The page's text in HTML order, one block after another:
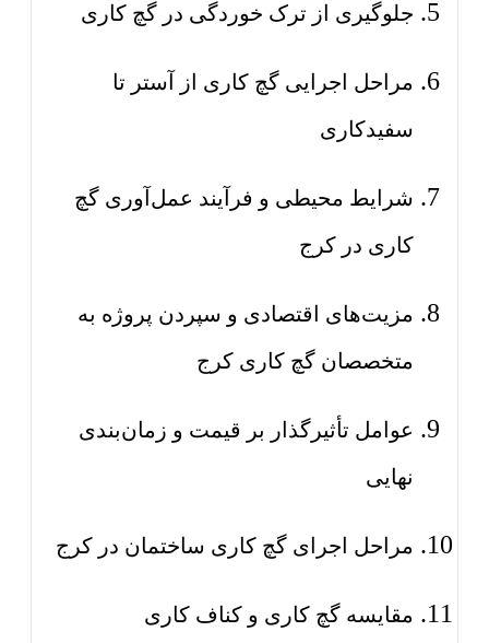
جلوگیری از ترک خوردگی در گچ کاری
مراحل اجرایی گچ کاری از آستر تا
سفیدکاری
شرایط محیطی و فرآیند عمل‌آوری گچ
کاری در کرج
مزیت‌های اقتصادی و سپردن پروژه به
متخصصان گچ کاری کرج
عوامل تأثیرگذار بر قیمت و زمان‌بندی
نهایی
مراحل اجرای گچ کاری ساختمان در کرج
مقایسه گچ کاری و کناف کاری